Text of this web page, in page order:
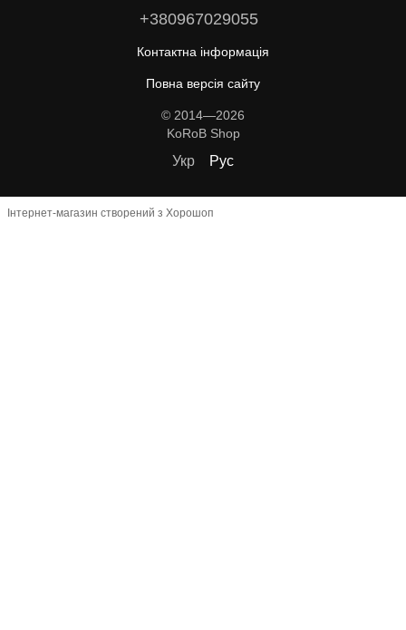
+380967029055
Контактна інформація
Повна версія сайту
© 2014—2026
KoRoB Shop
Укр Рус
Інтернет-магазин створений з Хорошоп